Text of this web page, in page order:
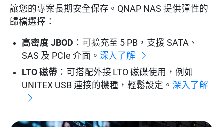
讓您的專案長期安全保存。QNAP NAS 提供彈性的
歸檔選擇：
高密度 JBOD ：可擴充至 5 PB，支援 SATA、
SAS 及 PCIe 介面。 深入了解
LTO 磁帶 ：可搭配外接 LTO 磁碟使用，例如
UNITEX USB 連接的機種，輕鬆設定。 深入了解